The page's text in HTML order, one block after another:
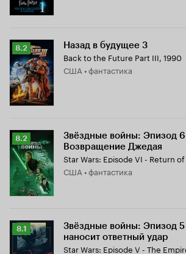
Рейтинг
Кинопоиска
8.2
8.2 Назад в будущее 3
Back to the Future Part III, 1990
США • фантастика
Рейтинг
Кинопоиска
8.2
8.2
Звёздные войны: Эпизод
Возвращение Джедая
Star Wars: Episode VI - Return
США • фантастика
Рейтинг
Кинопоиска
8.1
Звёздные войны: Эпизод
наносит ответный удар